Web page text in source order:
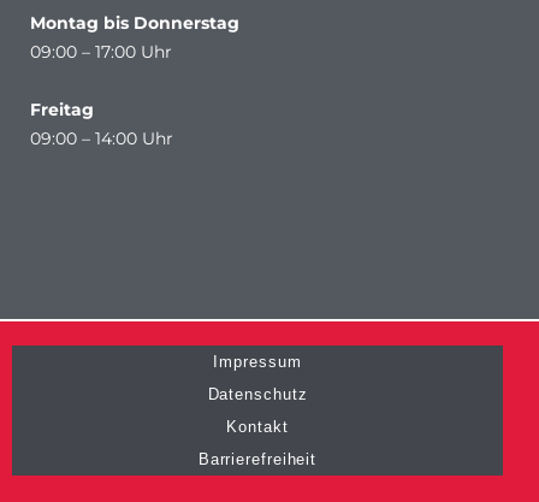
Montag bis Donnerstag
09:00 – 17:00 Uhr
Freitag
09:00 – 14:00 Uhr
Impressum
Datenschutz
Kontakt
Barrierefreiheit